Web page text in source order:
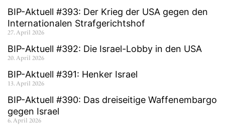
BIP-Aktuell #393: Der Krieg der USA gegen den
Internationalen Strafgerichtshof
27. April 2026
BIP-Aktuell #392: Die Israel-Lobby in den USA
20. April 2026
BIP-Aktuell #391: Henker Israel
13. April 2026
BIP-Aktuell #390: Das dreiseitige Waffenembargo
gegen Israel
6. April 2026